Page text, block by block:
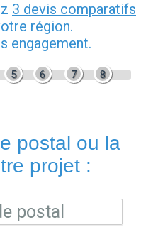
3 devis comparatifs
région.
engagement.
5 6 7 8
postal ou la
projet :